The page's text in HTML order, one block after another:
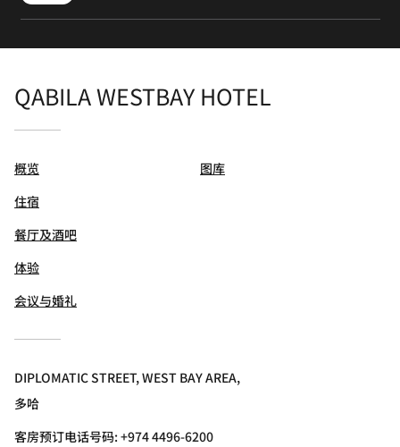
QABILA WESTBAY HOTEL
概览
住宿
餐厅及酒吧
体验
会议与婚礼
图库
DIPLOMATIC STREET, WEST BAY AREA,
多哈
客房预订电话号码: +974 4496-6200